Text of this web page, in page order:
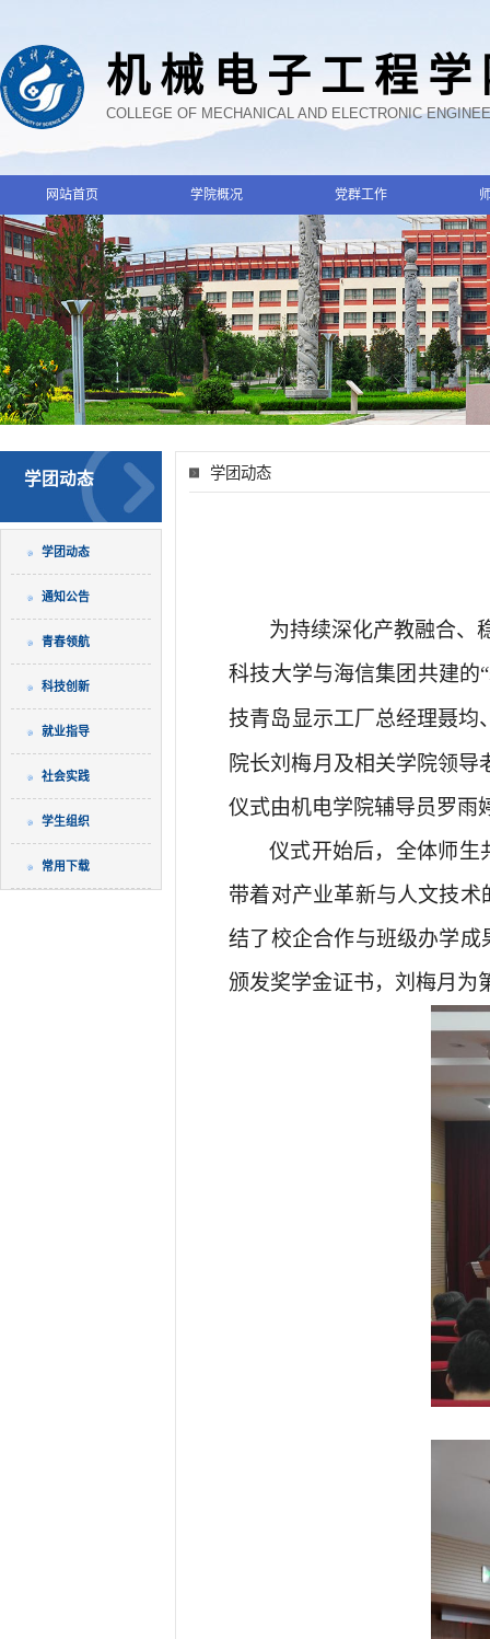
机械电子工程
COLLEGE OF MECHANICAL AND ELECTRONIC
网站首页 学院概况 党群工作
学团动态
学团动态
通知公告
青春领航
科技创新
就业指导
社会实践
学生组织
常用下载
学团动态
为持续深化产教融合、
科技大学与海信集团共建的
技青岛显示工厂总经理聂均
院长刘梅月 及相关学院领导
仪式由机电学院辅导员罗雨
仪式开始后，全体师生
带着对产业革新与人文技
结了校企合作与班级办学
颁发奖学金证书，刘梅月为